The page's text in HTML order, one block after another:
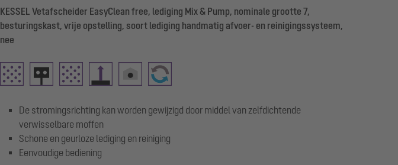
KESSEL Vetafscheider EasyClean free, lediging Mix & Pump, nominale grootte 7,
besturingskast, vrije opstelling, soort lediging handmatig afvoer- en reinigingssysteem,
nee
De stromingsrichting kan worden gewijzigd door middel van zelfdichtende
verwisselbare moffen
Schone en geurloze lediging en reiniging
Eenvoudige bediening